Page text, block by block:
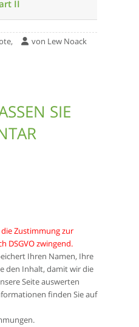
II
von Lew Noack
SIE
Zustimmung zur
DSGVO zwingend.
Ihren Namen, Ihre
den Inhalt, damit wir die
Seite auswerten
finden Sie auf